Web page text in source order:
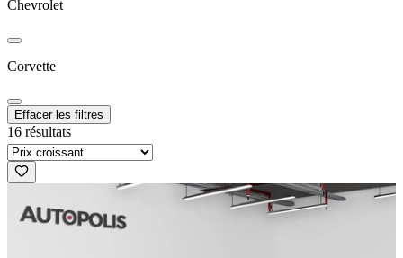
Chevrolet
Corvette
Effacer les filtres
16 résultats